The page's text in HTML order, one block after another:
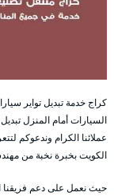
كراج خدمة تبديل تواير
السيارات أمام المنزل
عملائنا الكرام وندعوكم
الكويت بخبرة نخبة من
حيث نعمل على دعم فريقنا